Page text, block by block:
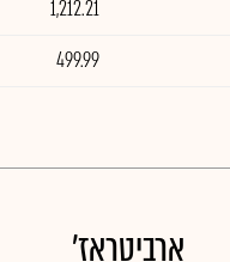
1,212.21
499.99
ארביטראז'